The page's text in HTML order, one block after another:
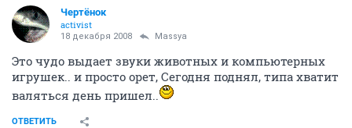
Чeртёнок
activist
18 декабря 2008 Massya
Это чудо выдает звуки животных и компьютерных
игрушек.. и просто орет, Сегодня поднял, типа хватит
валяться день пришел..
ОТВЕТИТЬ